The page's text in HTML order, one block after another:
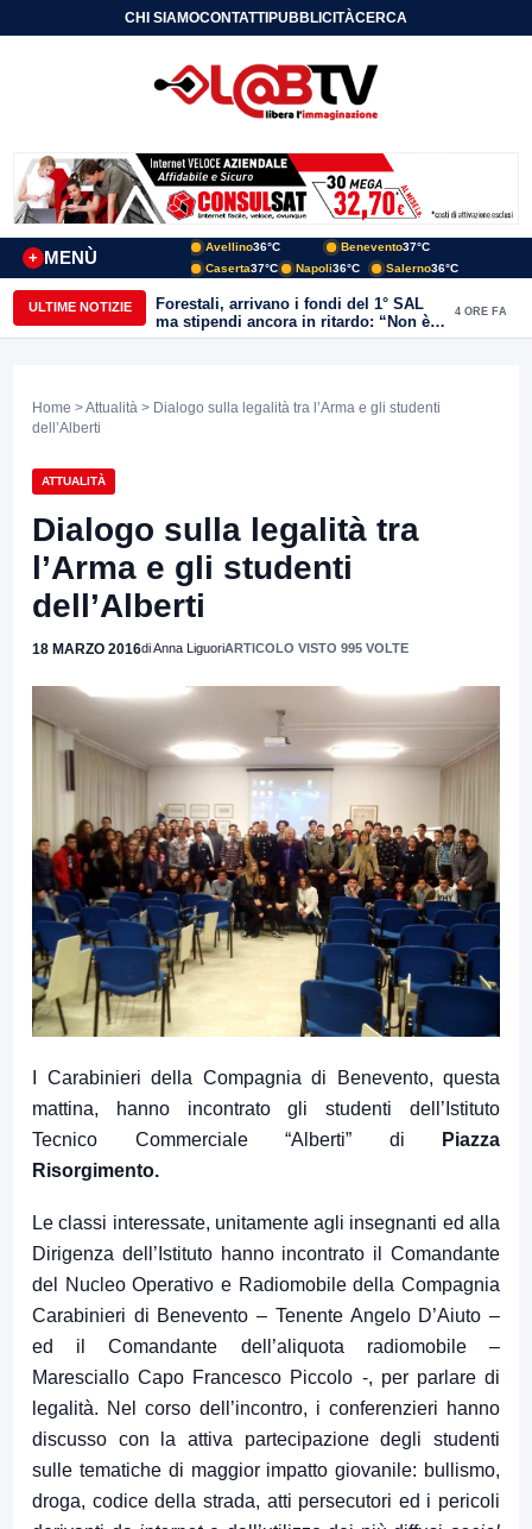
CHI SIAMOCONTATTIPUBBLICITÀCERCA
MENÙ
+
Avellino36°C Benevento37°C
Caserta37°C Napoli36°C Salerno36°C
ULTIME NOTIZIE
Forestali, arrivano i fondi del 1° SAL
ma stipendi ancora in ritardo: “Non è
più sostenibile”
4 ORE FA
Home >Attualità > Dialogo sulla legalità tra l’Arma e gli studenti
dell’Alberti
ATTUALITÀ
Dialogo sulla legalità tra
l’Arma e gli studenti
dell’Alberti
18 MARZO 2016di Anna LiguoriARTICOLO VISTO 995 VOLTE
I Carabinieri della Compagnia di Benevento, questa
mattina, hanno incontrato gli studenti dell’Istituto
Tecnico Commerciale “Alberti” di
Piazza
Risorgimento.
Le classi interessate, unitamente agli insegnanti ed alla
Dirigenza dell’Istituto hanno incontrato il Comandante
del Nucleo Operativo e Radiomobile della Compagnia
Carabinieri di Benevento – Tenente Angelo D’Aiuto –
ed il Comandante dell’aliquota radiomobile –
Maresciallo Capo Francesco Piccolo -, per parlare di
legalità. Nel corso dell’incontro, i conferenzieri hanno
discusso con la attiva partecipazione degli studenti
sulle tematiche di maggior impatto giovanile: bullismo,
droga, codice della strada, atti persecutori ed i pericoli